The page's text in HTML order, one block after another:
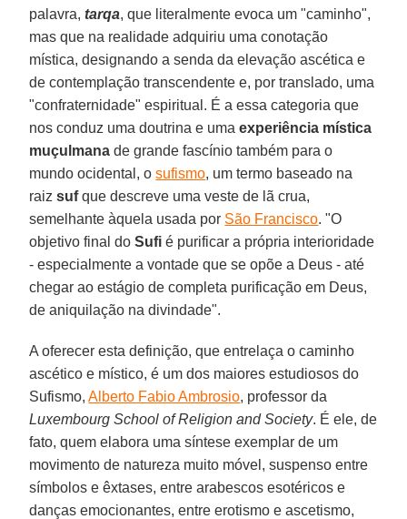
palavra,tarqa, que literalmente evoca um "caminho",
mas que na realidade adquiriu uma conotação
mística, designando a senda da elevação ascética e
de contemplação transcendente e, por translado, uma
"confraternidade" espiritual. É a essa categoria que
nos conduz uma doutrina e umaexperiência mística
muçulmana de grande fascínio também para o
mundo ocidental, osufismo, um termo baseado na
raizsufque descreve uma veste de lã crua,
semelhante àquela usada por São Francisco. "O
objetivo final doSufi é purificar a própria interioridade
- especialmente a vontade que se opõe a Deus - até
chegar ao estágio de completa purificação em Deus,
de aniquilação na divindade".
A oferecer esta definição, que entrelaça o caminho
ascético e místico, é um dos maiores estudiosos do
Sufismo,Alberto Fabio Ambrosio, professor da
Luxembourg School of Religion and Society. É ele, de
fato, quem elabora uma síntese exemplar de um
movimento de natureza muito móvel, suspenso entre
símbolos e êxtases, entre arabescos esotéricos e
danças emocionantes, entre erotismo e ascetismo,